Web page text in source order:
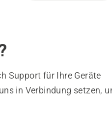
Support für Ihre Geräte
in Verbindung setzen,